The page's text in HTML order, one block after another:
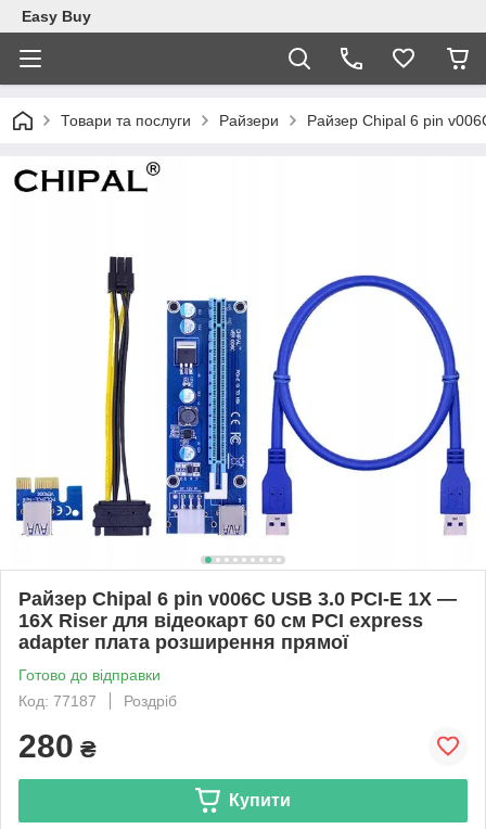
Easy Buy
Товари та послуги Райзери Райзер Chipal 6 pin
Райзер Chipal 6 pin v006C USB 3.0 PCI-E 1X —
16X Riser для відеокарт 60 см PCI express
adapter плата розширення прямої
Готово до відправки
Код: 77187
Роздріб
280 ₴
Купити